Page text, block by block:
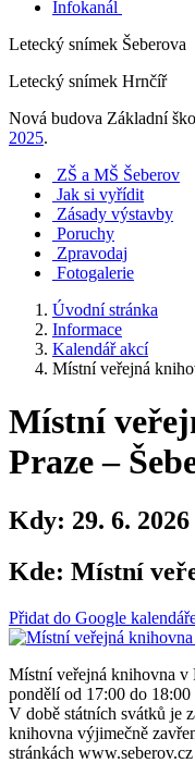
Infokanál
Letecký snímek Šeberova
Letecký snímek Hrnčíř
Nová budova Základní
2025.
ZŠ a MŠ Šeberov
Jak si vyřídit
Zásady výstavby
Poruchy
Zpravodaj
Fotogalerie
Úvodní stránka
Informace
Kalendář akcí
Místní veřejná
Místní
Praze –
Kdy: 29. 6.
Kde: Místní
Přidat do Google
Místní veřejná knihovna v
pondělí od 17:00 do 18:00
V době státních svátků je
knihovna výjimečně
stránkách